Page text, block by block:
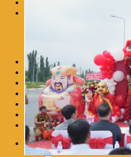
TỔ CHỨC SỰ KIỆN
TỔ CHỨC SỰ KIỆN KHAI
DỊCH VỤ TỔ CHỨC
TỔ CHỨC SỰ KIỆN
TRANG TRÍ THÔI NÔI SINH
DỊCH VỤ MÚA LÂN CHUYÊN
DỊCH VỤ TRANG TRÍ KHAI
DỊCH VỤ NHÂN SỰ SỰ KIỆN
CHO THUÊ ÂM THANH ÁNH
LIÊN HỆ
BÁO GIÁ